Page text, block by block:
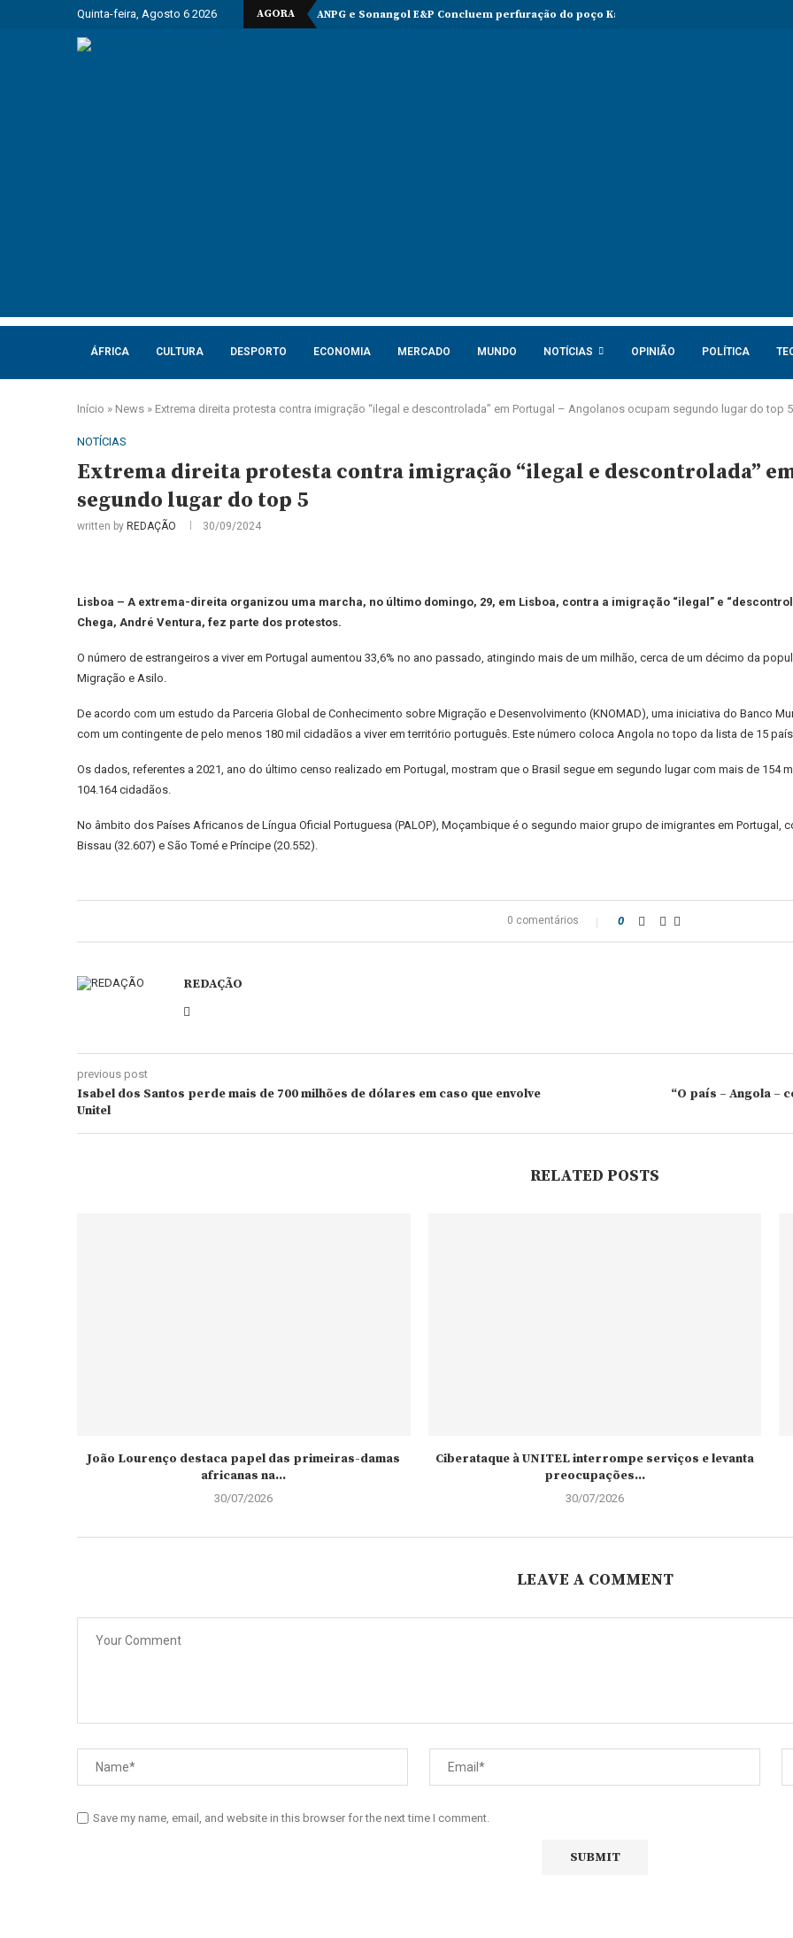
Quinta-feira, Agosto 6 2026 AGORA ANPG e Sonangol E&P Concluem perfuração do poço Katambi-2 do bloco 24 PIB
ÁFRICA CULTURA DESPORTO ECONOMIA MERCADO MUNDO NOTÍCIAS OPINIÃO POLÍTICA
Início » News » Extrema direita protesta contra imigração “ilegal e descontrolada” em Portugal – Angolanos ocupam segundo lugar do top 5
NOTÍCIAS
Extrema direita protesta contra imigração “ilegal e descontrolada”
segundo lugar do top 5
written by REDAÇÃO 30/09/2024
Lisboa – A extrema-direita organizou uma marcha, no último domingo, 29, em Lisboa, contra a imigração “ilegal” e
Chega, André Ventura, fez parte dos protestos.
O número de estrangeiros a viver em Portugal aumentou 33,6% no ano passado, atingindo mais de um milhão, cerca de um décimo da
Migração e Asilo.
De acordo com um estudo da Parceria Global de Conhecimento sobre Migração e Desenvolvimento (KNOMAD), uma iniciativa do Banco
com um contingente de pelo menos 180 mil cidadãos a viver em território português. Este número coloca Angola no topo da lista de 15
Os dados, referentes a 2021, ano do último censo realizado em Portugal, mostram que o Brasil segue em segundo lugar com mais de 154
104.164 cidadãos.
No âmbito dos Países Africanos de Língua Oficial Portuguesa (PALOP), Moçambique é o segundo maior grupo de imigrantes em Portugal,
Bissau (32.607) e São Tomé e Príncipe (20.552).
0 comentários 0
REDAÇÃO
previous post
Isabel dos Santos perde mais de 700 milhões de dólares em caso que envolve
Unitel
“O país – Angola –
RELATED POSTS
João Lourenço destaca papel das primeiras-damas
africanas na...
30/07/2026
Ciberataque à UNITEL interrompe serviços e levanta
preocupações...
30/07/2026
LEAVE A COMMENT
Save my name, email, and website in this browser for the next time I comment.